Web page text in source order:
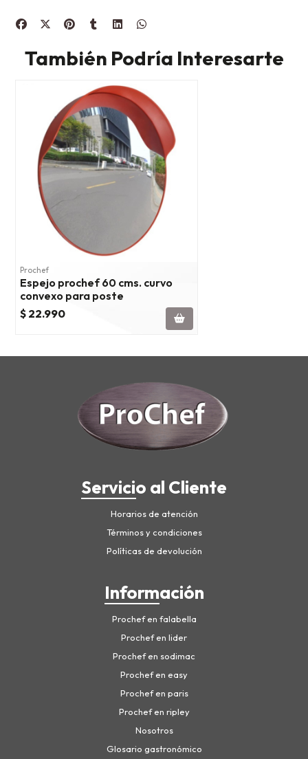
También Podría Interesarte
Prochef
Espejo prochef 60 cms. curvo
convexo para poste
$ 22.990
Servicio al Cliente
Horarios de atención
Términos y condiciones
Políticas de devolución
Información
Prochef en falabella
Prochef en lider
Prochef en sodimac
Prochef en easy
Prochef en paris
Prochef en ripley
Nosotros
Glosario gastronómico